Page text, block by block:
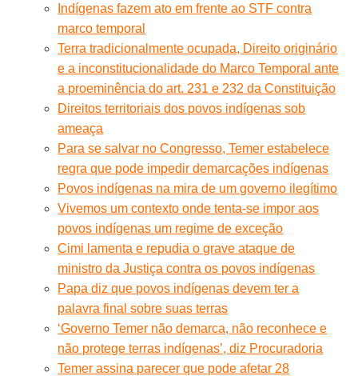
Indígenas fazem ato em frente ao STF contra
marco temporal
Terra tradicionalmente ocupada, Direito originário
e a inconstitucionalidade do Marco Temporal ante
a proeminência do art. 231 e 232 da Constituição
Direitos territoriais dos povos indígenas sob
ameaça
Para se salvar no Congresso, Temer estabelece
regra que pode impedir demarcações indígenas
Povos indígenas na mira de um governo ilegítimo
Vivemos um contexto onde tenta-se impor aos
povos indígenas um regime de exceção
Cimi lamenta e repudia o grave ataque de
ministro da Justiça contra os povos indígenas
Papa diz que povos indígenas devem ter a
palavra final sobre suas terras
‘Governo Temer não demarca, não reconhece e
não protege terras indígenas’, diz Procuradoria
Temer assina parecer que pode afetar 28